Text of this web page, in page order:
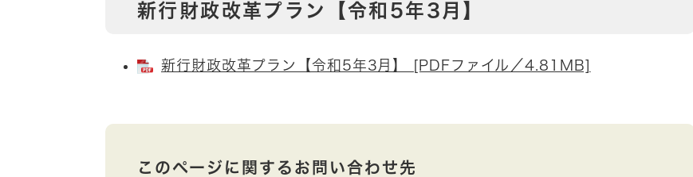
新行財政改革プラン【令和5年3月】
新行財政改革プラン【令和5年3月】 [PDFファイル／4.81MB]
このページに関するお問い合わせ先